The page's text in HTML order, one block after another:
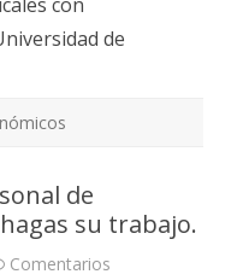
de
de
su trabajo.
Comentarios